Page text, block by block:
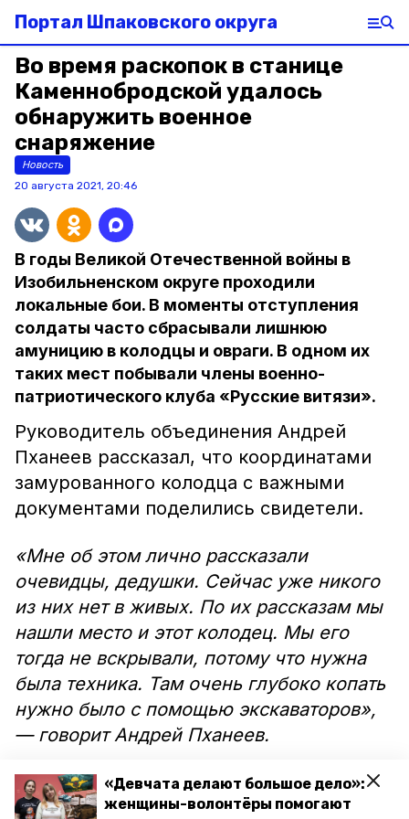
«Девчата делают большое дело»:
женщины-волонтёры помогают
Портал Шпаковского округа
Во время раскопок в станице
Каменнобродской удалось
обнаружить военное
снаряжение
Новость
20 августа 2021, 20:46
В годы Великой Отечественной войны в
Изобильненском округе проходили
локальные бои. В моменты отступления
солдаты часто сбрасывали лишнюю
амуницию в колодцы и овраги. В одном их
таких мест побывали члены военно-
патриотического клуба «Русские витязи».
Руководитель объединения Андрей
Пханеев рассказал, что координатами
замурованного колодца с важными
документами поделились свидетели.
«Мне об этом лично рассказали
очевидцы, дедушки. Сейчас уже никого
из них нет в живых. По их рассказам мы
нашли место и этот колодец. Мы его
тогда не вскрывали, потому что нужна
была техника. Там очень глубоко копать
нужно было с помощью экскаваторов»,
— говорит Андрей Пханеев.
Какпишетинформационное агентство
«Победа26», поисковики обнаружили